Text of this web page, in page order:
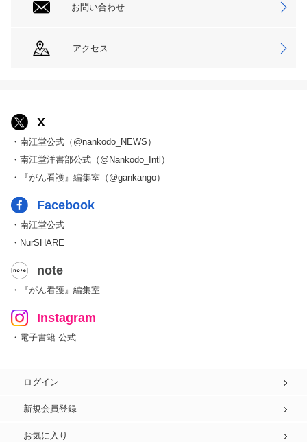
お問い合わせ
アクセス
X
・南江堂公式（@nankodo_NEWS）
・南江堂洋書部公式（@Nankodo_Intl）
・『がん看護』編集室（@gankango）
Facebook
・南江堂公式
・NurSHARE
note
・『がん看護』編集室
Instagram
・電子書籍 公式
ログイン
新規会員登録
お気に入り